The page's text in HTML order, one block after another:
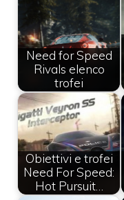
Need for Speed
Rivals elenco
trofei
Obiettivi e trofei
Need For Speed:
Hot Pursuit…